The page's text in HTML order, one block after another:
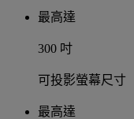
最高達
300 吋
可投影螢幕尺寸
最高達